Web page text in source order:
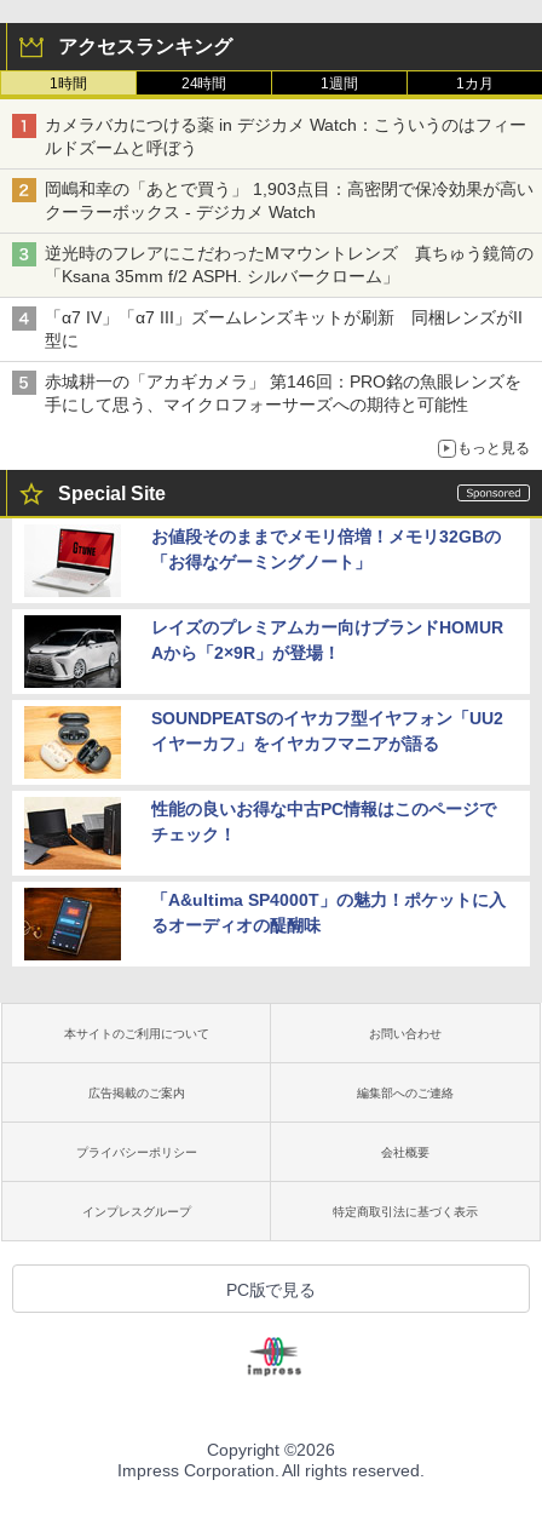
アクセスランキング
1時間 24時間 1週間 1カ月
カメラバカにつける薬 in デジカメ Watch：こういうのはフィー
ルドズームと呼ぼう
岡嶋和幸の「あとで買う」 1,903点目：高密閉で保冷効果が高い
クーラーボックス - デジカメ Watch
逆光時のフレアにこだわったMマウントレンズ 真ちゅう鏡筒の
「Ksana 35mm f/2 ASPH. シルバークローム」
「α7 IV」「α7 III」ズームレンズキットが刷新 同梱レンズがII
型に
赤城耕一の「アカギカメラ」 第146回：PRO銘の魚眼レンズを
手にして思う、マイクロフォーサーズへの期待と可能性
もっと見る
Special Site
お値段そのままでメモリ倍増！メモリ32GBの
「お得なゲーミングノート」
レイズのプレミアムカー向けブランドHOMUR
Aから「2×9R」が登場！
SOUNDPEATSのイヤカフ型イヤフォン「UU2
イヤーカフ」をイヤカフマニアが語る
性能の良いお得な中古PC情報はこのページで
チェック！
「A&ultima SP4000T」の魅力！ポケットに入
るオーディオの醍醐味
本サイトのご利用について お問い合わせ
広告掲載のご案内 編集部へのご連絡
プライバシーポリシー 会社概要
インプレスグループ 特定商取引法に基づく表示
PC版で見る
Copyright ©2026
Impress Corporation. All rights reserved.